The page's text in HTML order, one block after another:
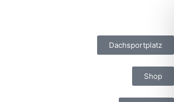
Dachsportplatz
Shop